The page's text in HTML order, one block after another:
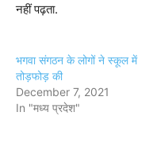
नहीं पढ़ता.
भगवा संगठन के लोगों ने स्‍कूल में
तोड़फोड़ की
December 7, 2021
In "मध्य प्रदेश"